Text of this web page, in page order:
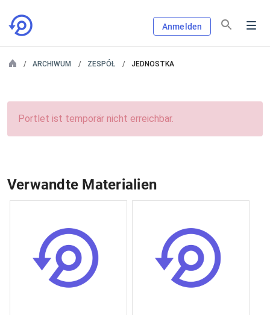
Anmelden
ARCHIWUM ZESPÓŁ JEDNOSTKA
Portlet ist temporär nicht erreichbar.
Verwandte Materialien